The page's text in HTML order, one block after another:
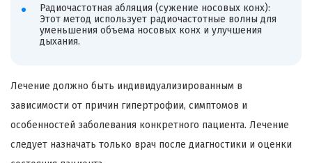
Радиочастотная абляция (сужение носовых конх):
Этот метод использует радиочастотные волны для
уменьшения объема носовых конх и улучшения
дыхания.
Лечение должно быть индивидуализированным в
зависимости от причин гипертрофии, симптомов и
особенностей заболевания конкретного пациента. Лечение
следует назначать только врач после диагностики и оценки